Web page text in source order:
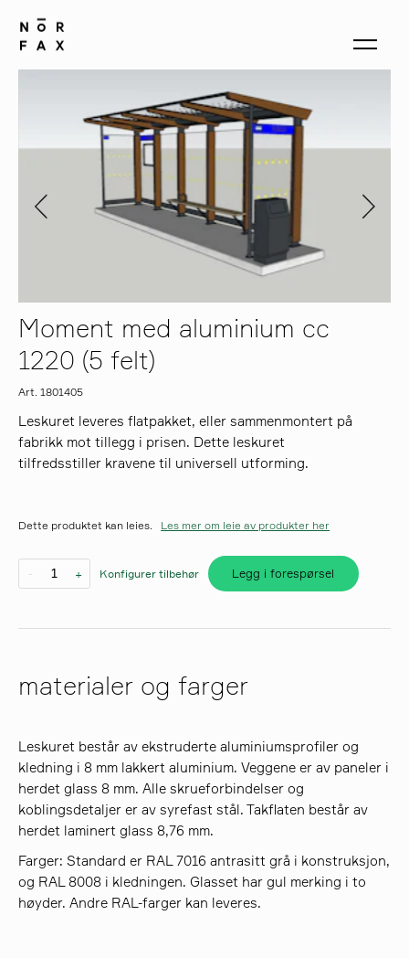
produkter
om oss
søk
Moment med aluminium cc
1220 (5 felt)
Art. 1801405
Leskuret leveres flatpakket, eller sammenmontert på
fabrikk mot tillegg i prisen. Dette leskuret
tilfredsstiller kravene til universell utforming.
Dette produktet kan leies. Les mer om leie av produkter her
- + Konfigurer tilbehør Legg i forespørsel
materialer og farger
Leskuret består av ekstruderte aluminiumsprofiler og
kledning i 8 mm lakkert aluminium. Veggene er av paneler i
herdet glass 8 mm. Alle skrueforbindelser og
koblingsdetaljer er av syrefast stål. Takflaten består av
herdet laminert glass 8,76 mm.
Farger: Standard er RAL 7016 antrasitt grå i konstruksjon,
og RAL 8008 i kledningen. Glasset har gul merking i to
høyder. Andre RAL-farger kan leveres.